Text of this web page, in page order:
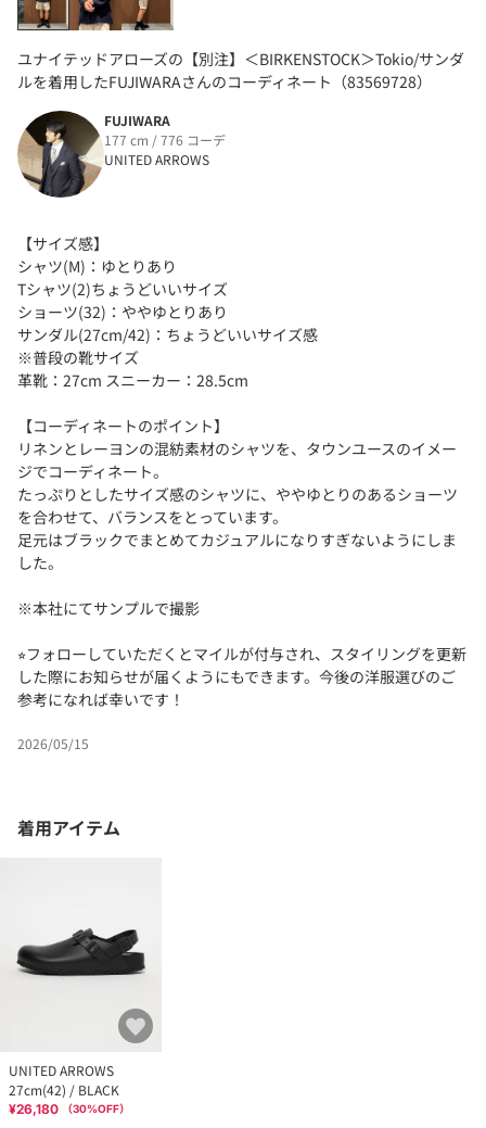
ユナイテッドアローズの【別注】＜BIRKENSTOCK＞Tokio/サンダ
ルを着用したFUJIWARAさんのコーディネート（83569728）
FUJIWARA
177 cm / 776 コーデ
UNITED ARROWS
【サイズ感】
シャツ(M)：ゆとりあり
Tシャツ(2)ちょうどいいサイズ
ショーツ(32)：ややゆとりあり
サンダル(27cm/42)：ちょうどいいサイズ感
※普段の靴サイズ
革靴：27cm スニーカー：28.5cm
【コーディネートのポイント】
リネンとレーヨンの混紡素材のシャツを、タウンユースのイメー
ジでコーディネート。
たっぷりとしたサイズ感のシャツに、ややゆとりのあるショーツ
を合わせて、バランスをとっています。
足元はブラックでまとめてカジュアルになりすぎないようにしま
した。
※本社にてサンプルで撮影
⭐︎フォローしていただくとマイルが付与され、スタイリングを更新
した際にお知らせが届くようにもできます。今後の洋服選びのご
参考になれば幸いです！
2026/05/15
着用アイテム
UNITED ARROWS
27cm(42) / BLACK
¥26,180 （30%OFF）